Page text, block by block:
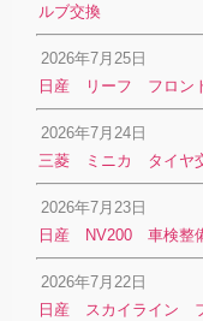
ルブ交換
2026年7月25日
日産 リーフ フロン
2026年7月24日
三菱 ミニカ タイヤ
2026年7月23日
日産 NV200 車検整
2026年7月22日
日産 スカイライン